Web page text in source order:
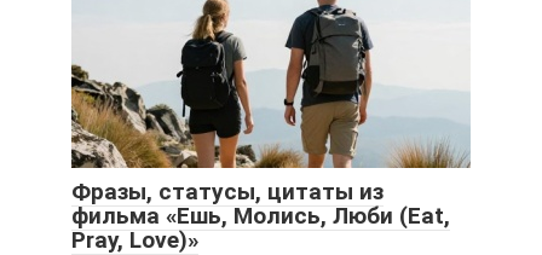
Фразы, статусы, цитаты из
фильма «Ешь, Молись, Люби (Eat,
Pray, Love)»